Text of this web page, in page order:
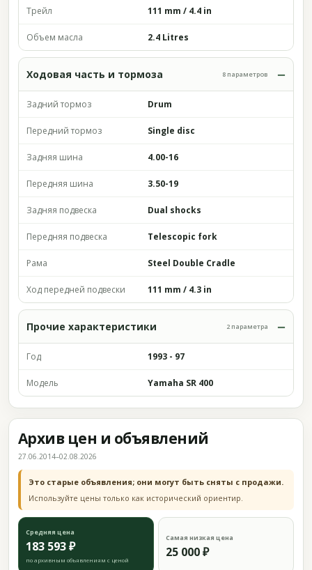
Трейл 111 mm / 4.4 in
Объем масла 2.4 Litres
Ходовая часть и тормоза 8 параметров
Задний тормоз Drum
Передний тормоз Single disc
Задняя шина 4.00-16
Передняя шина 3.50-19
Задняя подвеска Dual shocks
Передняя подвеска Telescopic fork
Рама Steel Double Cradle
Ход передней подвески 111 mm / 4.3 in
Прочие характеристики 2 параметра
Год 1993 - 97
Модель Yamaha SR 400
Архив цен и объявлений
27.06.2014–02.08.2026
Это старые объявления; они могут быть сняты с продажи.
Используйте цены только как исторический ориентир.
Средняя цена
183 593 ₽
по архивным объявлениям с ценой
Самая низкая цена
25 000 ₽